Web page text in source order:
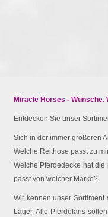
Miracle Horses - Wünsche.
Entdecken Sie unser
Sich in der immer größeren
Welche Reithose passt zu
Welche Pferdedecke hat
passt von welcher Marke?
Wir kennen unser
Lager. Alle Pferdefans